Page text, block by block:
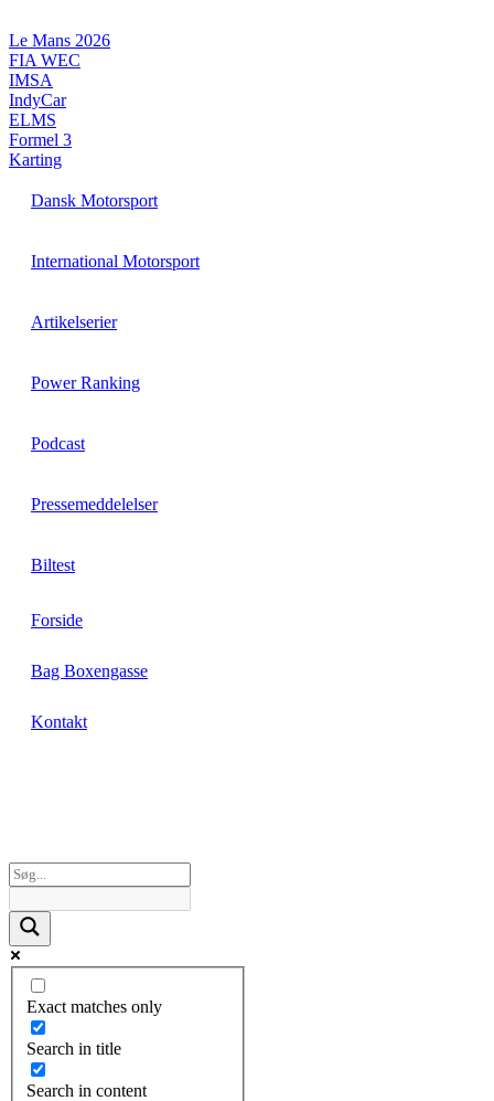
til
indhold
Le Mans 2026
FIA WEC
IMSA
IndyCar
ELMS
Formel 3
Karting
Dansk Motorsport
International Motorsport
Artikelserier
Power Ranking
Podcast
Pressemeddelelser
Biltest
Forside
Bag Boxengasse
Kontakt
Exact matches only
Search in title
Search in content